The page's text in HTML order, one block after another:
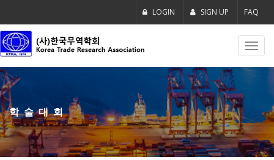
LOGIN SIGN UP FAQ
학술대회